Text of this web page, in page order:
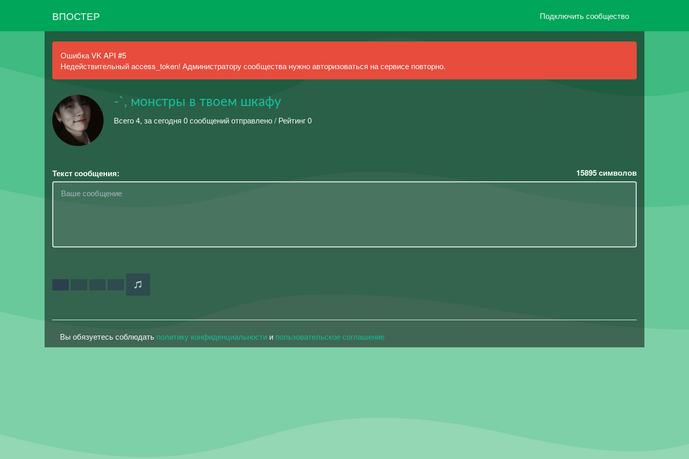
ВПОСТЕР Подключить сообщество
Ошибка VK API #5
Недействительный access_token! Администратору сообщества нужно авторизоваться на сервисе повторно.
-`, монстры в твоем шкафу
Всего 4, за сегодня 0 сообщений отправлено / Рейтинг 0
Текст сообщения: 15895символов
Вы обязуетесь соблюдать политику конфиденциальности и пользовательское соглашение